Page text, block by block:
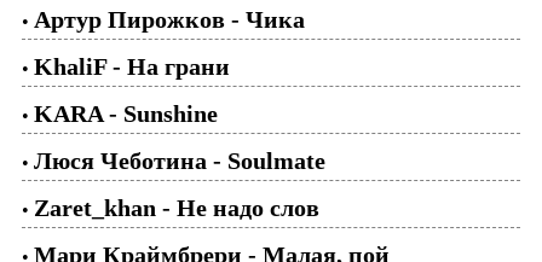
• Артур Пирожков - Чика
• KhaliF - На грани
• KARA - Sunshine
• Люся Чеботина - Soulmate
• Zaret_khan - Не надо слов
• Мари Краймбрери - Малая, пой